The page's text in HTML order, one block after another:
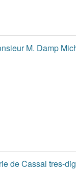
M. Damp
de Cassal tres-